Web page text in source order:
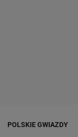
POLSKIE GWIAZDY